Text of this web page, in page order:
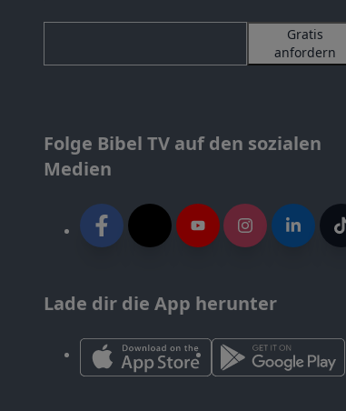
Gratis
anfordern
Folge Bibel TV auf den sozialen
Medien
Lade dir die App herunter